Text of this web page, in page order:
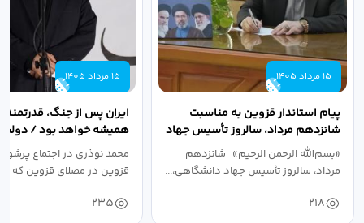
15 مرداد 1405
پیام استاندار قزوین به مناسبت
شانزدهم مرداد، سالروز تأسیس جهاد
دانشگاهی
«بسم‌الله الرحمن الرحیم» شانزدهم
مرداد، سالروز تأسیس جهاد دانشگاهی،...
218
15 مرداد 1405
ایران پس از جنگ،
همیشه خواهد بود / دولت
نبرد اقتصادی،...
محمد نوذری در اجتماع
قزوین در مصلای قزوین که
235